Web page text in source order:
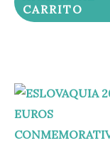
CARRITO
El
precio
original
era:
4,00 €.
El
precio
es:
3,40 €.